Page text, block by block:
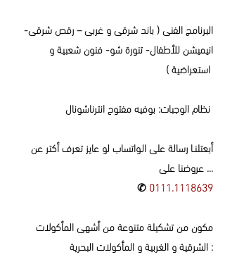
البرنامج الفنى ( باند شرقى و غربى – رقص شرقى-
انيميشن للأطفال- تنورة شو- فنون شعبية و
اس
عروضنا على ...
✆0111.1118639
مكون من تشكيلة متنوعة من أشهى المأكولات
الشرقية و الغربية و المأكولات البحرية :